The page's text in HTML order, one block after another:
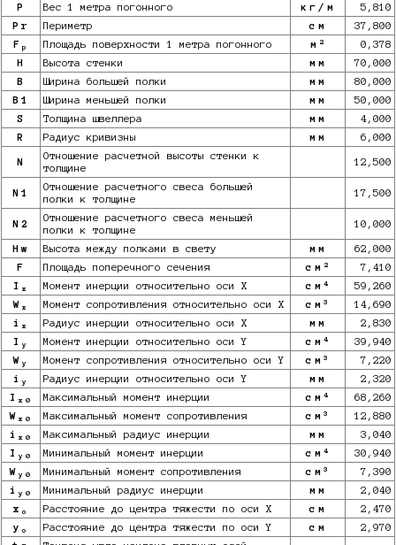
P Вес 1 метра погонного кг/м
5,810
Pr
Периметр см
37,800
F p Площадь поверхности 1 метра погонного м 2
0,378
H
Высота стенки мм
70,000
B
Ширина большей полки мм
80,000
B1
Ширина меньшей полки мм
50,000
S
Толщина швеллера мм
4,000
R
Радиус кривизны мм 6,000
N
Отношение расчетной высоты стенки к
толщине
12,500
N1
Отношение расчетного свеса большей
полки к толщине
17,500
N2
Отношение расчетного свеса меньшей
полки к толщине
10,000
Hw Высота между полками в свету мм
62,000
F
Площадь поперечного сечения см 2
7,410
I x Момент инерции относительно оси X см 4
59,260
W x Момент сопротивления относительно оси X см 3
14,690
i x Радиус инерции относительно оси X мм
2,830
I y Момент инерции относительно оси Y см 4
39,940
W y Момент сопротивления относительно оси Y см 3
7,220
i y Радиус инерции относительно оси Y мм
2,320
I x0 Максимальный момент инерции см 4
68,260
W x0 Максимальный момент сопротивления см 3
12,880
i x0 Максимальный радиус инерции мм
3,040
I y0 Минимальный момент инерции см 4
30,940
W y0 Минимальный момент сопротивления см 3
7,390
i y0 Минимальный радиус инерции мм
2,040
x o Расстояние до центра тяжести по оси X см
2,470
y o Расстояние до центра тяжести по оси Y см
2,970